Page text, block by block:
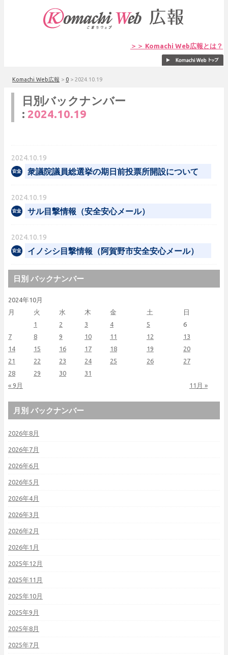
＞＞ Komachi Web広報とは？
Komachi Web広報 > 0 > 2024.10.19
日別バックナンバー
: 2024.10.19
2024.10.19
衆議院議員総選挙の期日前投票所開設について
2024.10.19
サル目撃情報（安全安心メール）
2024.10.19
イノシシ目撃情報（阿賀野市安全安心メール）
日別 バックナンバー
2024年10月
月
火 水 木 金 土 日
« 9月 11月 »
1 2 3 4 5
6
7
8 9 10 11 12
13
14
15 16 17 18 19
20
21
22 23 24 25 26
27
28
29 30 31
月別 バックナンバー
2026年8月
2026年7月
2026年6月
2026年5月
2026年4月
2026年3月
2026年2月
2026年1月
2025年12月
2025年11月
2025年10月
2025年9月
2025年8月
2025年7月